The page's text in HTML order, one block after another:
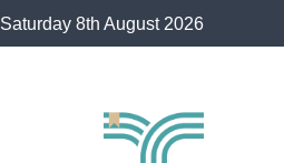
Saturday 8th August 2026